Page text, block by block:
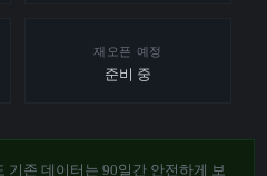
재오픈 예정
준비 중
존 데이터는 90일간 안전하게 보